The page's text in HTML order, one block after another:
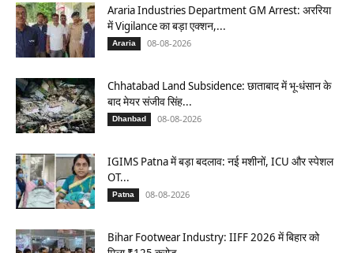
Araria Industries Department GM Arrest: अररिया
में Vigilance का बड़ा एक्शन,...
Araria 08-08-2026
Chhatabad Land Subsidence: छाताबाद में भू-धंसान के
बाद मेयर संजीव सिंह...
Dhanbad 08-08-2026
IGIMS Patna में बड़ा बदलाव: नई मशीनों, ICU और स्पेशल
OT...
Patna 08-08-2026
Bihar Footwear Industry: IIFF 2026 में बिहार को